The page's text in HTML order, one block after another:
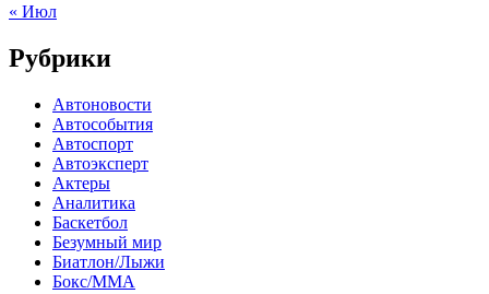
« Июл
Рубрики
Автоновости
Автособытия
Автоспорт
Автоэксперт
Актеры
Аналитика
Баскетбол
Безумный мир
Биатлон/Лыжи
Бокс/MMA